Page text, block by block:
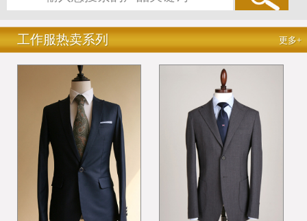
更多+
工作服热卖系列